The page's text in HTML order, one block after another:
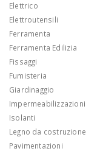
Elettrico
Elettroutensili
Ferramenta
Ferramenta Edilizia
Fissaggi
Fumisteria
Giardinaggio
Impermeabilizzazioni
Isolanti
Legno da costruzione
Pavimentazioni